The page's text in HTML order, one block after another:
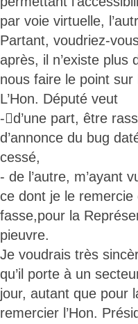
par voie virtuelle,
Partant, voudriez-
après, il n’existe plus
nous faire le point
L’Hon. Député veut
-d’une part, être
d’annonce du bug
cessé,
- de l’autre, m’ayant
ce dont je le remercie
fasse,pour la
pieuvre.
Je voudrais très
qu’il porte à un
jour, autant que pour
remercier l’Hon.